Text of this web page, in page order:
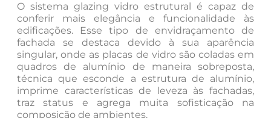
O sistema glazing vidro estrutural é capaz de
conferir mais elegância e funcionalidade às
edificações. Esse tipo de envidraçamento de
fachada se destaca devido à sua aparência
singular, onde as placas de vidro são coladas em
quadros de alumínio de maneira sobreposta,
técnica que esconde a estrutura de alumínio,
imprime características de leveza às fachadas,
traz status e agrega muita sofisticação na
composição de ambientes.